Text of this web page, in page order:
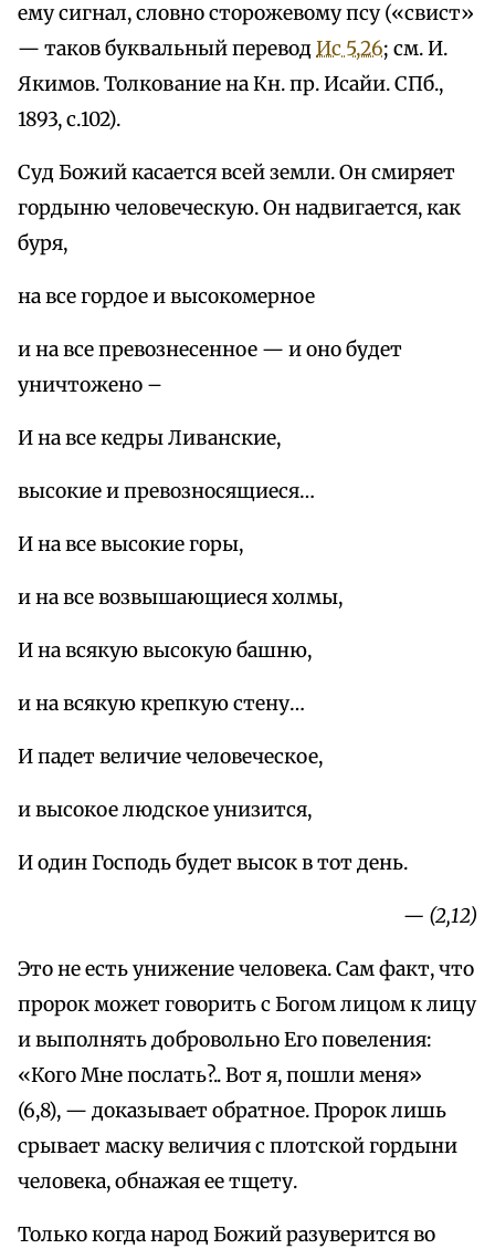
ему сигнал, словно сторожевому псу («свист»
— таков буквальный переводИс 5,26; см. И.
Якимов. Толкование на Кн. пр. Исайи. СПб.,
1893, с.102).
Суд Божий касается всей земли. Он смиряет
гордыню человеческую. Он надвигается, как
буря,
на все гордое и высокомерное
и на все превознесенное — и оно будет
уничтожено –
И на все кедры Ливанские,
высокие и превозносящиеся…
И на все высокие горы,
и на все возвышающиеся холмы,
И на всякую высокую башню,
и на всякую крепкую стену…
И падет величие человеческое,
и высокое людское унизится,
И один Господь будет высок в тот день.
— (2,12)
Это не есть унижение человека. Сам факт, что
пророк может говорить с Богом лицом к лицу
и выполнять добровольно Его повеления:
«Кого Мне послать?.. Вот я, пошли меня»
(6,8), — доказывает обратное. Пророк лишь
срывает маску величия с плотской гордыни
человека, обнажая ее тщету.
Только когда народ Божий разуверится во